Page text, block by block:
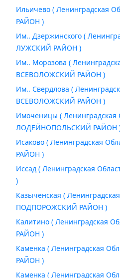
Ильичево ( Ленинградская
РАЙОН )
Им.. Дзержинского (
ЛУЖСКИЙ РАЙОН )
Им.. Морозова (
ВСЕВОЛОЖСКИЙ РАЙОН )
Им.. Свердлова (
ВСЕВОЛОЖСКИЙ РАЙОН )
Имоченицы ( Ленинградская
ЛОДЕЙНОПОЛЬСКИЙ РАЙОН
Исаково ( Ленинградская
РАЙОН )
Иссад ( Ленинградская
)
Казыченская (
ПОДПОРОЖСКИЙ РАЙОН )
Калитино ( Ленинградская
РАЙОН )
Каменка ( Ленинградская
РАЙОН )
Каменка ( Ленинградская